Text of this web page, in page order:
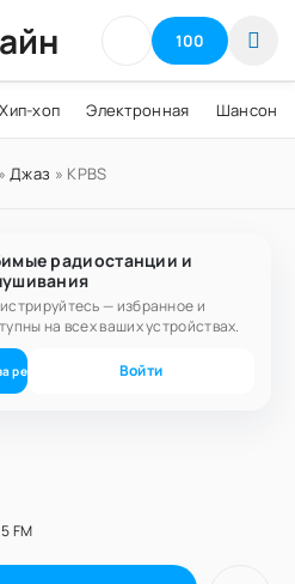
100
Хип-хоп Электронная Шансон
»Джаз » KPBS
радиостанции и
— избранное и
на всех ваших устройствах.
регистрацию Войти
FM